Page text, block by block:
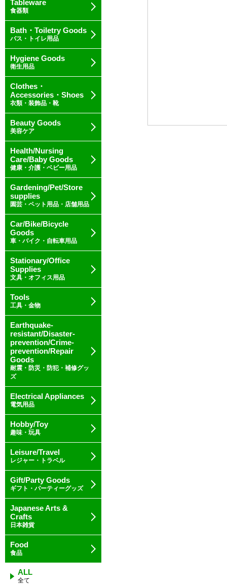
Tableware
食器類
Bath・Toiletry Goods
バス・トイレ用品
Hygiene Goods
衛生用品
Clothes・
Accessories・Shoes
衣類・装飾品・靴
Beauty Goods
美容ケア
Health/Nursing
Care/Baby Goods
健康・介護・ベビー用品
Gardening/Pet/Store
supplies
園芸・ペット用品・店舗用品
Car/Bike/Bicycle
Goods
車・バイク・自転車用品
Stationary/Office
Supplies
文具・オフィス用品
Tools
工具・金物
Earthquake-
resistant/Disaster-
prevention/Crime-
prevention/Repair
Goods
耐震・防災・防犯・補修グッ
ズ
Electrical Appliances
電気用品
Hobby/Toy
趣味・玩具
Leisure/Travel
レジャー・トラベル
Gift/Party Goods
ギフト・パーティーグッズ
Japanese Arts &
Crafts
日本雑貨
Food
食品
ALL
全て